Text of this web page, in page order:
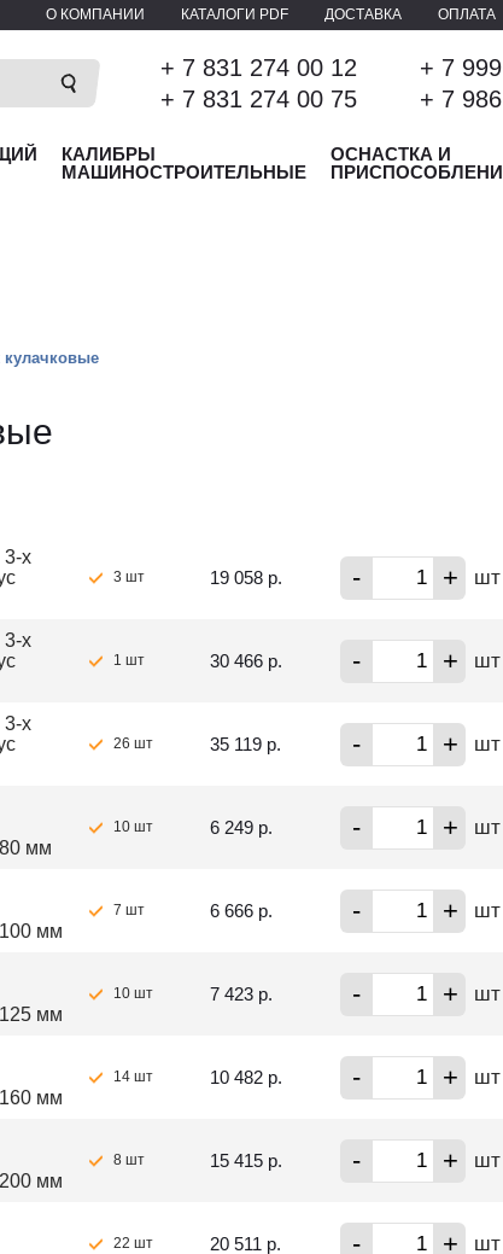
О КОМПАНИИ КАТАЛОГИ PDF ДОСТАВКА ОПЛАТА
+ 7 831 274 00 12
+ 7 831 274 00 75
+ 7
+ 7
КАЛИБРЫ
МАШИНОСТРОИТЕЛЬНЫЕ
ОСНАСТКА И
кулачковые
3-х
3 шт 19 058 р. - + шт
3-х
1 шт 30 466 р. - + шт
3-х
26 шт 35 119 р. - + шт
мм
10 шт 6 249 р. - + шт
мм
7 шт 6 666 р. - + шт
мм
10 шт 7 423 р. - + шт
мм
14 шт 10 482 р. - + шт
мм
8 шт 15 415 р. - + шт
22 шт 20 511 р. - + шт